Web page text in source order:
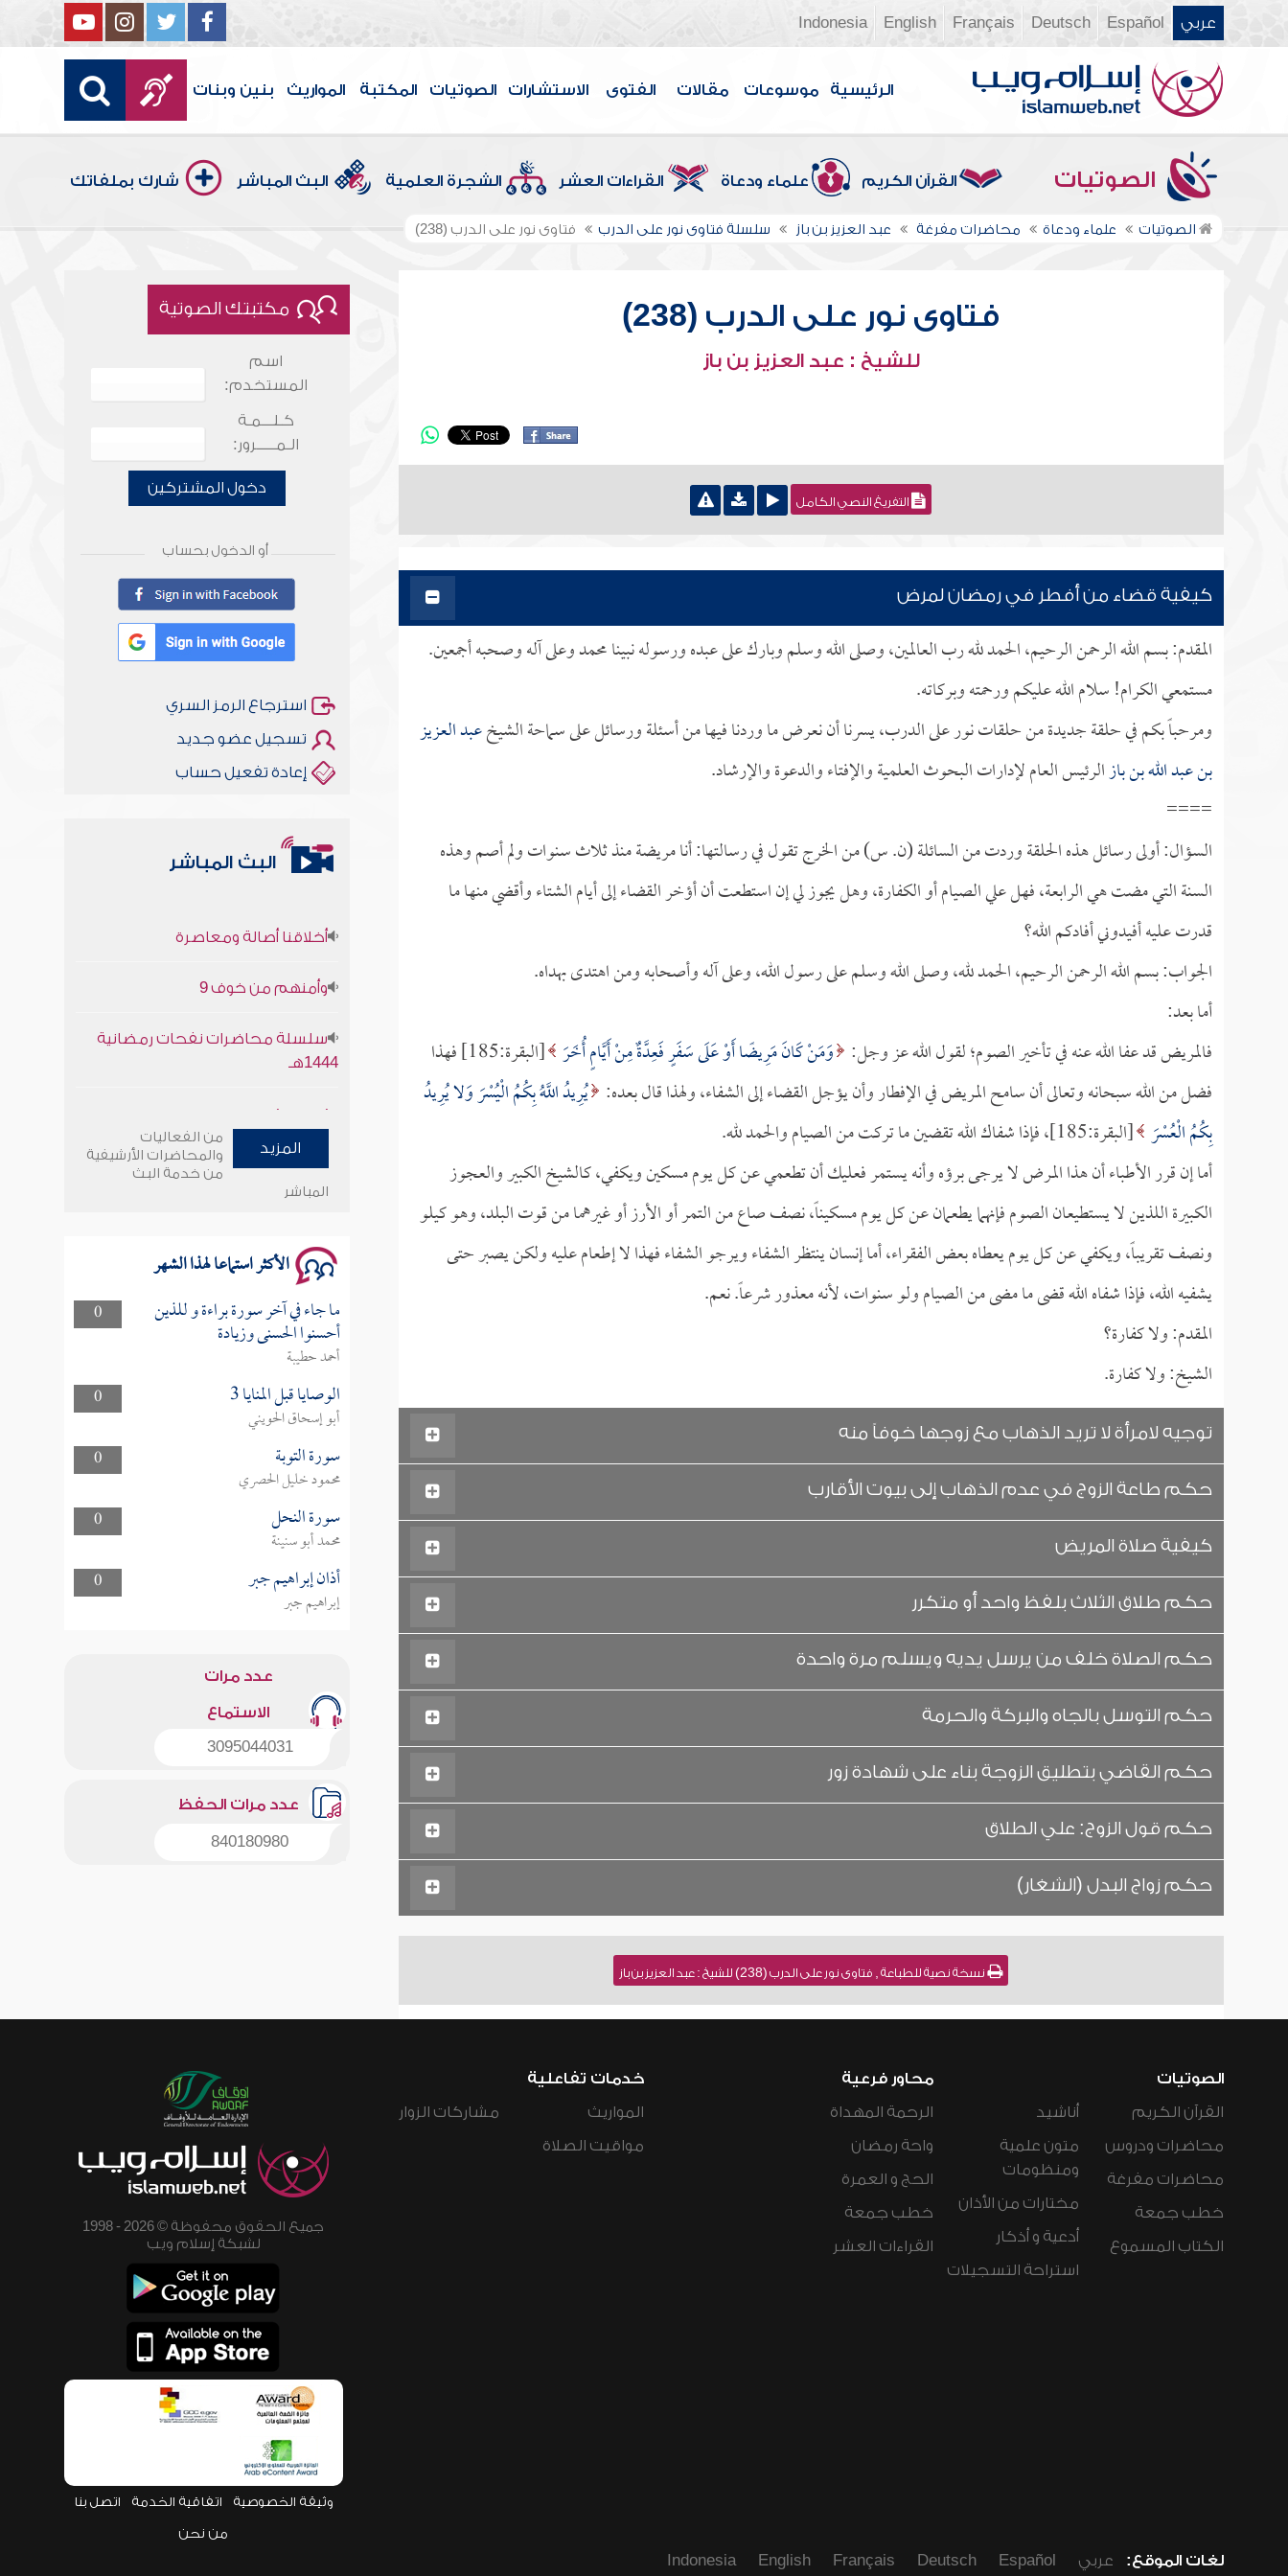
عربي Español
Deutsch
Français
English
Indonesia
الرئيسية موسوعات مقالات الفتوى الاستشارات الصوتيات المكتبة المواريث بنين وبنات
الصوتيات القرآن الكريم علماء ودعاة القراءات العشر الشجرة العلمية البث المباشر شارك بملفاتك
الصوتيات علماء ودعاة محاضرات مفرغة عبد العزيز بن باز سلسلة فتاوى نور على الدرب فتاوى نور على الدرب (238)
فتاوى نور على الدرب (238)
للشيخ : عبد العزيز بن باز
التفريغ النصي الكامل
كيفية قضاء من أفطر في رمضان لمرض
المقدم: بسم الله الرحمن الرحيم، الحمد لله رب العالمين، وصلى الله وسلم وبارك على عبده ورسوله نبينا محمد وعلى آله وصحبه أجمعين.
مستمعي الكرام! سلام الله عليكم ورحمته وبركاته.
ومرحباً بكم في حلقة جديدة من حلقات نور على الدرب، يسرنا أن نعرض ما وردنا فيها من أسئلة ورسائل على سماحة الشيخعبد العزيز
بن عبد الله بن بازالرئيس العام لإدارات البحوث العلمية والإفتاء والدعوة والإرشاد.
====
السؤال: أولى رسائل هذه الحلقة وردت من السائلة (ن. س) من الخرج تقول في رسالتها: أنا مريضة منذ ثلاث سنوات ولم أصم وهذه
السنة التي مضت هي الرابعة، فهل علي الصيام أو الكفارة، وهل يجوز لي إن استطعت أن أؤخر القضاء إلى أيام الشتاء وأقضي منها ما
قدرت عليه أفيدوني أفادكم الله؟
الجواب: بسم الله الرحمن الرحيم، الحمد لله، وصلى الله وسلم على رسول الله، وعلى آله وأصحابه ومن اهتدى بهداه.
أما بعد:
فالمريض قد عفا الله عنه في تأخير الصوم؛ لقول الله عز وجل: وَمَنْ كَانَ مَرِيضًا أَوْ عَلَى سَفَرٍ فَعِدَّةٌ مِنْ أَيَّامٍ أُخَرَ
[البقرة:185] فهذا
فضل من الله سبحانه وتعالى أن سامح المريض في الإفطار وأن يؤجل القضاء إلى الشفاء، ولهذا قال بعده: يُرِيدُ اللَّهُ بِكُمُ الْيُسْرَ وَلا يُرِيدُ
بِكُمُ الْعُسْرَ [البقرة:185]، فإذا شفاك الله تقضين ما تركت من الصيام والحمد لله.
أما إن قرر الأطباء أن هذا المرض لا يرجى برؤه وأنه يستمر فعليك أن تطعمي عن كل يوم مسكين ويكفي، كالشيخ الكبير والعجوز
الكبيرة اللذين لا يستطيعان الصوم فإنهما يطعمان عن كل يوم مسكيناً، نصف صاع من التمر أو الأرز أو غيرهما من قوت البلد، وهو كيلو
ونصف تقريباً، ويكفي عن كل يوم يعطاه بعض الفقراء، أما إنسان ينتظر الشفاء ويرجو الشفاء فهذا لا إطعام عليه ولكن يصبر حتى
يشفيه الله، فإذا شفاه الله قضى ما مضى من الصيام ولو سنوات، لأنه معذور شرعاً. نعم.
المقدم: ولا كفارة؟
الشيخ: ولا كفارة.
توجيه لامرأة لا تريد الذهاب مع زوجها خوفاً منه
حكم طاعة الزوج في عدم الذهاب إلى بيوت الأقارب
كيفية صلاة المريض
حكم طلاق الثلاث بلفظ واحد أو متكرر
حكم الصلاة خلف من يرسل يديه ويسلم مرة واحدة
حكم التوسل بالجاه والبركة والحرمة
حكم القاضي بتطليق الزوجة بناء على شهادة زور
حكم قول الزوج: علي الطلاق
حكم زواج البدل (الشغار)
نسخة نصية للطباعة , فتاوى نور على الدرب (238) للشيخ : عبد العزيز بن باز
مكتبتك الصوتية
اسم
المستخدم:
كـلـــمـة
الـمـــــرور:
دخول المشتركين
أو الدخول بحساب
استرجاع الرمز السري
تسجيل عضو جديد
إعادة تفعيل حساب
البث المباشر
1444هـ
وأمنهم من خوف 9
سلسلة محاضرات نفحات رمضانية
المزيد
من الفعاليات
والمحاضرات الأرشيفية
من خدمة البث
المباشر
الأكثر استماعا لهذا الشهر
0 ما جاء في آخر سورة براءة و للذين
أحسنوا الحسنى وزيادة
أحمد حطيبة
0
الوصايا قبل المنايا 3
أبو إسحاق الحويني
0
سورة التوبة
محمود خليل الحصري
0
سورة النحل
محمد أبو سنينة
0
أذان إبراهيم جبر
إبراهيم جبر
عدد مرات
الاستماع
3095044031
عدد مرات الحفظ
840180980
الصوتيات
القرآن الكريم
محاضرات ودروس
محاضرات مفرغة
خطب جمعة
الكتاب المسموع
أناشيد
متون علمية
ومنظومات
مختارات من الأذان
أدعية و أذكار
استراحة التسجيلات
محاور فرعية
الرحمة المهداة
واحة رمضان
الحج و العمرة
خطب جمعة
القراءات العشر
خدمات تفاعلية
المواريث
مواقيت الصلاة
مشاركات الزوار
جميع الحقوق محفوظة © 2026 - 1998
لشبكة إسلام ويب
وثيقة الخصوصية اتفاقية الخدمة اتصل بنا
من نحن
لغات الموقع: عربي Español
Deutsch
Français
English
Indonesia